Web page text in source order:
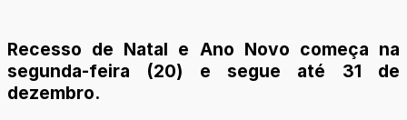
Recesso de Natal e Ano Novo começa na
segunda-feira (20) e segue até 31 de
dezembro.